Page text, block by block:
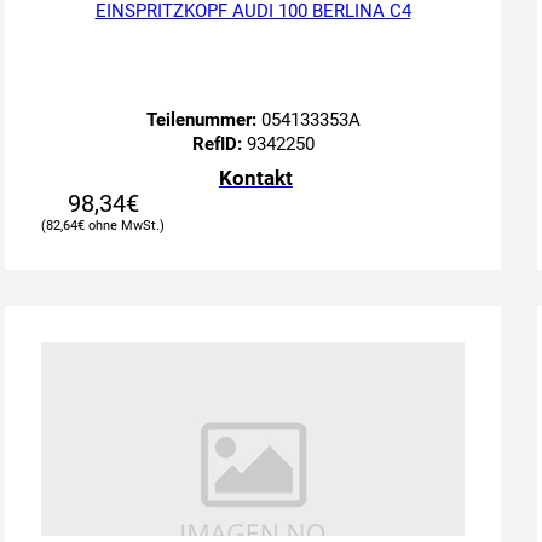
EINSPRITZKOPF AUDI 100 BERLINA C4
Teilenummer:054133353A
RefID:9342250
Kontakt
98,34€
82,64€